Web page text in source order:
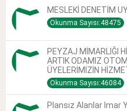
MESLEKİ DENETİM
Okunma Sayısı:48475
PEYZAJ MİMARLIĞI
ARTIK ODAMIZ
ÜYELERİMİZİN
Okunma Sayısı:46084
Plansız Alanlar Imar